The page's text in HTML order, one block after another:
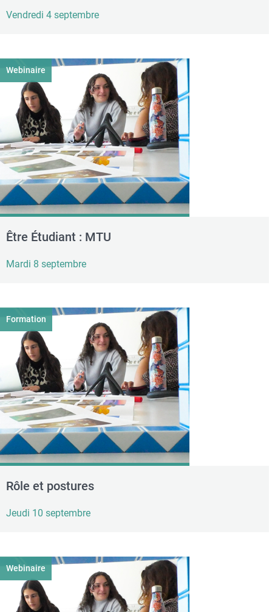
Vendredi 4 septembre
Webinaire
Être Étudiant : MTU
Mardi 8 septembre
Formation
Rôle et postures
Jeudi 10 septembre
Webinaire